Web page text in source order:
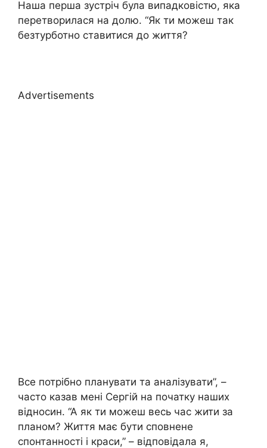
Наша перша зустріч була випадковістю, яка
перетворилася на долю. “Як ти можеш так
безтурботно ставитися до життя?
Advertisements
Все потрібно планувати та аналізувати”, –
часто казав мені Сергій на початку наших
відносин. “А як ти можеш весь час жити за
планом? Життя має бути сповнене
спонтанності і краси,” – відповідала я,